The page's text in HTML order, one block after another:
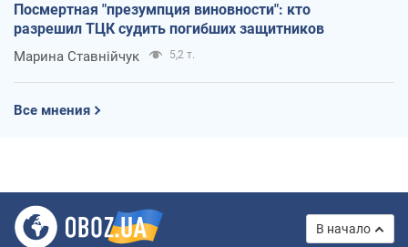
Посмертная "презумпция виновности": кто
разрешил ТЦК судить погибших защитников
Марина Ставнійчук 5,2 т.
Все мнения
В начало